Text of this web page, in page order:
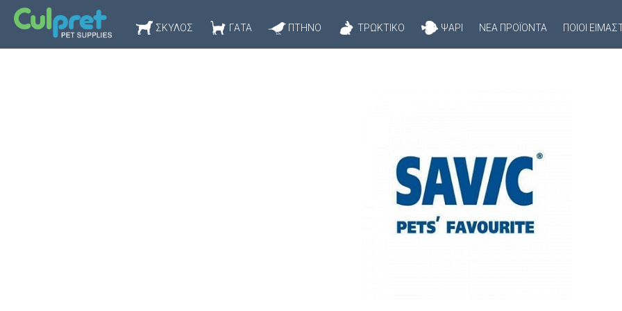
ΣΚΎΛΟΣ ΓΆΤΑ ΠΤΗΝΌ ΤΡΩΚΤΙΚΌ ΨΆΡΙ ΝΈΑ ΠΡΟΪΌΝΤΑ ΠΟΙΟΊ